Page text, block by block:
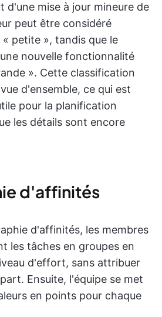
d'une mise à jour mineure de
peut être considéré
petite », tandis que le
nouvelle fonctionnalité
». Cette classification
d'ensemble, ce qui est
pour la planification
les détails sont encore
d'affinités
d'affinités, les membres
les tâches en groupes en
d'effort, sans attribuer
Ensuite, l'équipe se met
en points pour chaque